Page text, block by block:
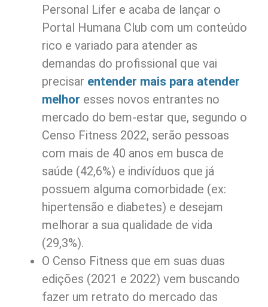
Personal Lifer e acaba de lançar o
Portal Humana Club com um conteúdo
rico e variado para atender as
demandas do profissional que vai
precisar entender mais para atender
melhor esses novos entrantes no
mercado do bem-estar que, segundo o
Censo Fitness 2022, serão pessoas
com mais de 40 anos em busca de
saúde (42,6%) e indivíduos que já
possuem alguma comorbidade (ex:
hipertensão e diabetes) e desejam
melhorar a sua qualidade de vida
(29,3%).
O Censo Fitness que em suas duas
edições (2021 e 2022) vem buscando
fazer um retrato do mercado das